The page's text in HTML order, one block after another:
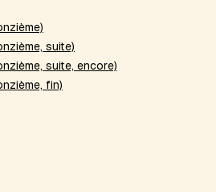
suite)
suite, encore)
fin)